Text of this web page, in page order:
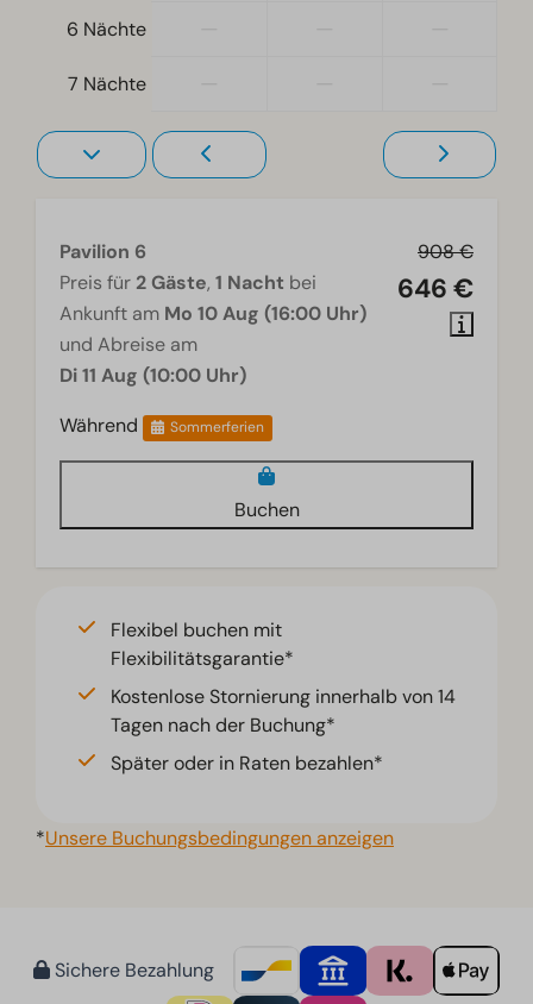
Zugänglichkeit
Wohnzimmer
6 Nächte
7 Nächte
908 €
646 €
Pavilion 6
Preis für 2 Gäste, 1 Nacht bei
Ankunft am Mo 10 Aug (16:00 Uhr)
und Abreise am
Di 11 Aug (10:00 Uhr)
Während
Sommerferien
Buchen
Flexibel buchen mit
Flexibilitätsgarantie*
Kostenlose Stornierung innerhalb von 14
Tagen nach der Buchung*
Später oder in Raten bezahlen*
*Unsere Buchungsbedingungen anzeigen
Sichere Bezahlung